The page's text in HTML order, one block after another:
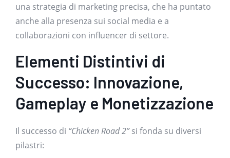
una strategia di marketing precisa, che ha puntato
anche alla presenza sui social media e a
collaborazioni con influencer di settore.
Elementi Distintivi di
Successo: Innovazione,
Gameplay e Monetizzazione
Il successo di “Chicken Road 2”si fonda su diversi
pilastri: